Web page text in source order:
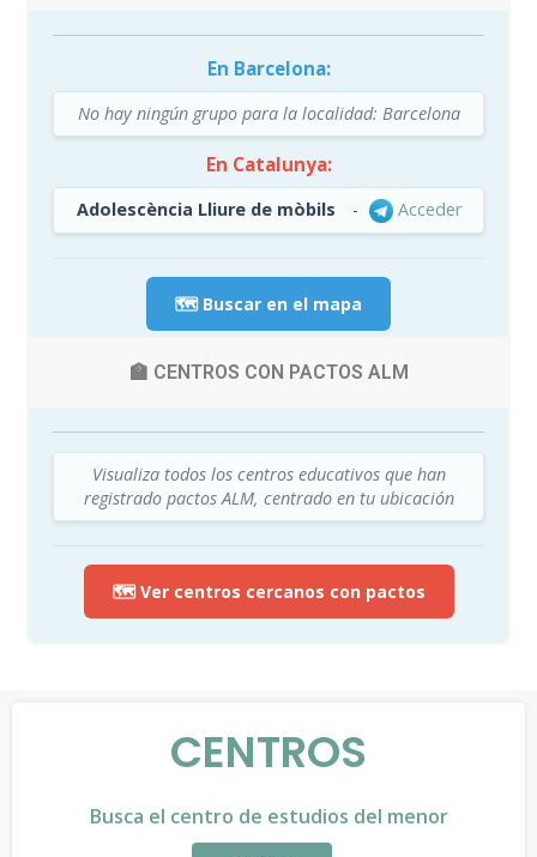
En Barcelona:
No hay ningún grupo para la localidad: Barcelona
En Catalunya:
Adolescència Lliure de mòbils - Acceder
🗺️ Buscar en el mapa
🏫 CENTROS CON PACTOS ALM
Visualiza todos los centros educativos que han
registrado pactos ALM, centrado en tu ubicación
🗺️ Ver centros cercanos con pactos
CENTROS
Busca el centro de estudios del menor